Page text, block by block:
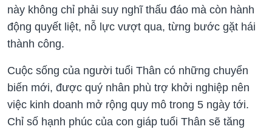
này không chỉ phải suy nghĩ thấu đáo mà còn hành
động quyết liệt, nỗ lực vượt qua, từng bước gặt hái
thành công.
Cuộc sống của người tuổi Thân có những chuyển
biến mới, được quý nhân phù trợ khởi nghiệp nên
việc kinh doanh mở rộng quy mô trong 5 ngày tới.
Chỉ số hạnh phúc của con giáp tuổi Thân sẽ tăng